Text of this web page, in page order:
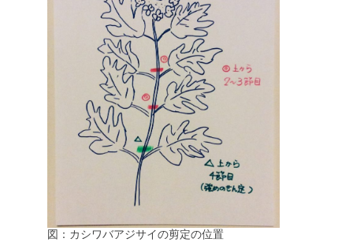
図：カシワバアジサイの剪定の位置